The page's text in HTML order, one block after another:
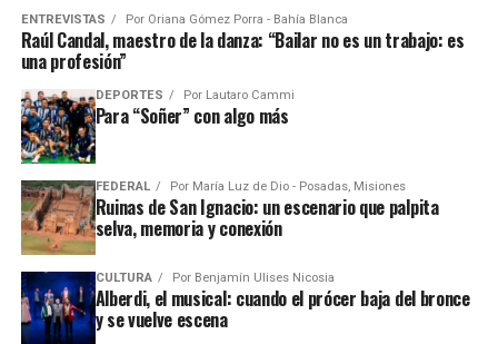
ENTREVISTAS Por Oriana Gómez Porra - Bahía Blanca
Raúl Candal, maestro de la danza: “Bailar no es un trabajo: es
una profesión”
DEPORTES Por Lautaro Cammi
Para “Soñer” con algo más
FEDERAL Por María Luz de Dio - Posadas, Misiones
Ruinas de San Ignacio: un escenario que palpita
selva, memoria y conexión
CULTURA Por Benjamín Ulises Nicosia
Alberdi, el musical: cuando el prócer baja del bronce
y se vuelve escena